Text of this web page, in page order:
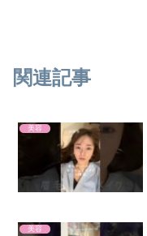
関連記事
美容
美容